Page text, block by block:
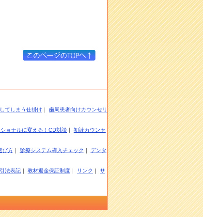
てしまう仕掛け ｜ 歯周患者向けカウンセリ
ョナルに変える！CD対談 ｜ 初診カウンセ
び方｜ 診療システム導入チェック ｜ デンタ
法表記 ｜ 教材返金保証制度 ｜ リンク ｜ サ